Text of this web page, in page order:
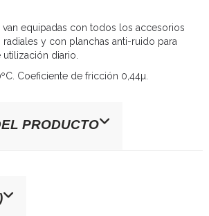
van equipadas con todos los accesorios
radiales y con planchas anti-ruido para
diario.
Coeficiente de fricción 0,44µ.
PRODUCTO